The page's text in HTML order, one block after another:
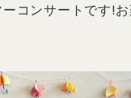
コンサートです!